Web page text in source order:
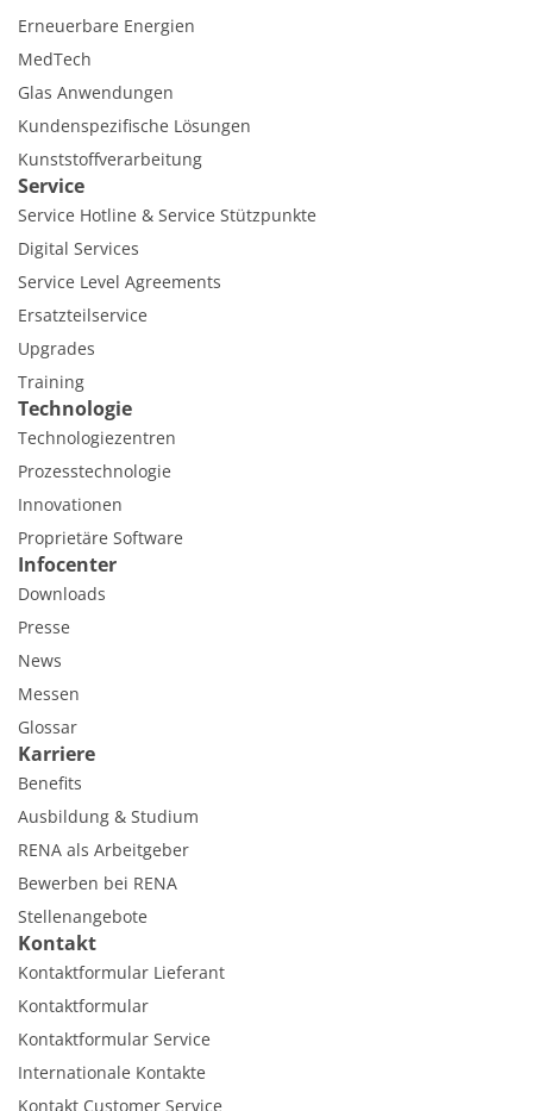
Erneuerbare Energien
MedTech
Glas Anwendungen
Kundenspezifische Lösungen
Kunststoffverarbeitung
Service
Service Hotline & Service Stützpunkte
Digital Services
Service Level Agreements
Ersatzteilservice
Upgrades
Training
Technologie
Technologiezentren
Prozesstechnologie
Innovationen
Proprietäre Software
Infocenter
Downloads
Presse
News
Messen
Glossar
Karriere
Benefits
Ausbildung & Studium
RENA als Arbeitgeber
Bewerben bei RENA
Stellenangebote
Kontakt
Kontaktformular Lieferant
Kontaktformular
Kontaktformular Service
Internationale Kontakte
Kontakt Customer Service